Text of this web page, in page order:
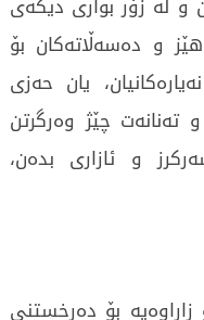
و دەسەڵاتەکان بۆ
یان حەزی
تەنانەت چێژ وەرگرتن
و ئازاری بدەن،
بۆ دەرخستنی